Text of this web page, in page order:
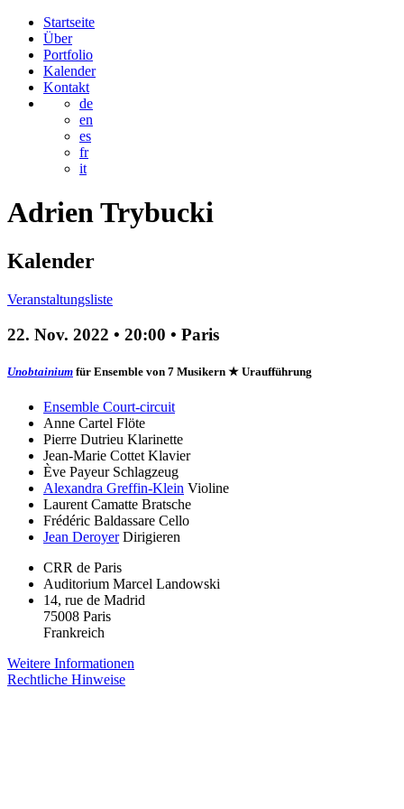
Startseite
Über
Portfolio
Kalender
Kontakt
de
en
es
fr
it
AdrienTrybucki
Kalender
Veranstaltungsliste
22. Nov. 2022 • 20:00 • Paris
Unobtainium für Ensemble von 7 Musikern ★ Uraufführung
Ensemble Court-circuit
Anne Cartel Flöte
Pierre Dutrieu Klarinette
Jean-Marie Cottet Klavier
Ève Payeur Schlagzeug
Alexandra Greffin-Klein Violine
Laurent Camatte Bratsche
Frédéric Baldassare Cello
Jean Deroyer Dirigieren
CRR de Paris
Auditorium Marcel Landowski
14, rue de Madrid
75008 Paris
Frankreich
Weitere Informationen
Rechtliche Hinweise